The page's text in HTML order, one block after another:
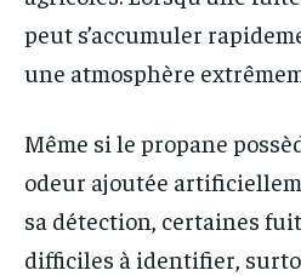
peut s’accumuler
une atmosphère
Même si le propane
odeur ajoutée
sa détection, certaines
difficiles à identifier,